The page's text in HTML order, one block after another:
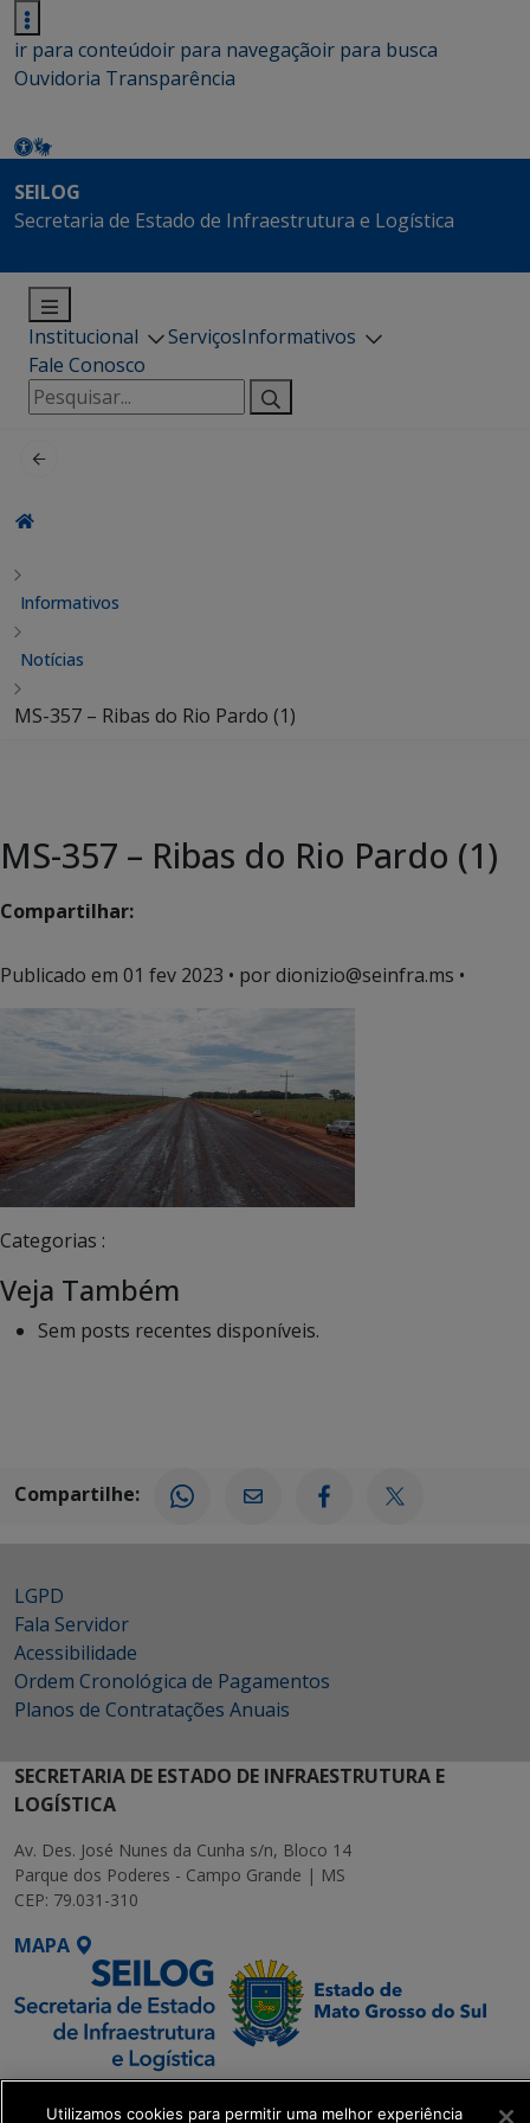
ir para conteúdoir para navegaçãoir para busca
Ouvidoria Transparência
SEILOG
Secretaria de Estado de Infraestrutura e Logística
Institucional ServiçosInformativos
Fale Conosco
Pesquisar
por:
Informativos
Notícias
MS-357 – Ribas do Rio Pardo (1)
MS-357 – Ribas do Rio Pardo (1)
Compartilhar:
Publicado em 01 fev 2023 • por dionizio@seinfra.ms •
Categorias :
Veja Também
Sem posts recentes disponíveis.
Compartilhe:
LGPD
Fala Servidor
Acessibilidade
Ordem Cronológica de Pagamentos
Planos de Contratações Anuais
SECRETARIA DE ESTADO DE INFRAESTRUTURA E
LOGÍSTICA
Av. Des. José Nunes da Cunha s/n, Bloco 14
Parque dos Poderes - Campo Grande | MS
CEP: 79.031-310
MAPA
Utilizamos cookies para permitir uma melhor experiência